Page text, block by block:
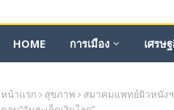
HOME การเมือง เศรษ
หน้าแรก สุขภาพ
สมาคมแพทย์ผิวหนังฯ